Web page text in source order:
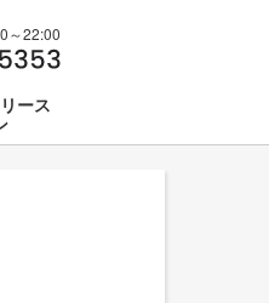
～22:00
ース